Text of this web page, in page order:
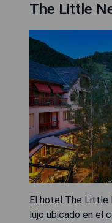
The Little
El hotel The Little
lujo ubicado en el